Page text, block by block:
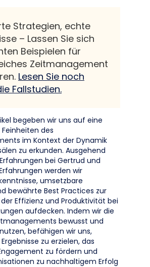
Strategien, echte
– Lassen Sie sich
Beispielen für
Zeitmanagement
Lesen Sie noch
Fallstudien.
begeben wir uns auf eine
des
im Kontext der Dynamik
zu erkunden. Ausgehend
bei Gertrud und
werden wir
umsetzbare
bewährte Best Practices zur
Effizienz und Produktivität bei
aufdecken. Indem wir die
bewusst und
befähigen wir uns,
zu erzielen, das
zu fördern und
zu nachhaltigem Erfolg